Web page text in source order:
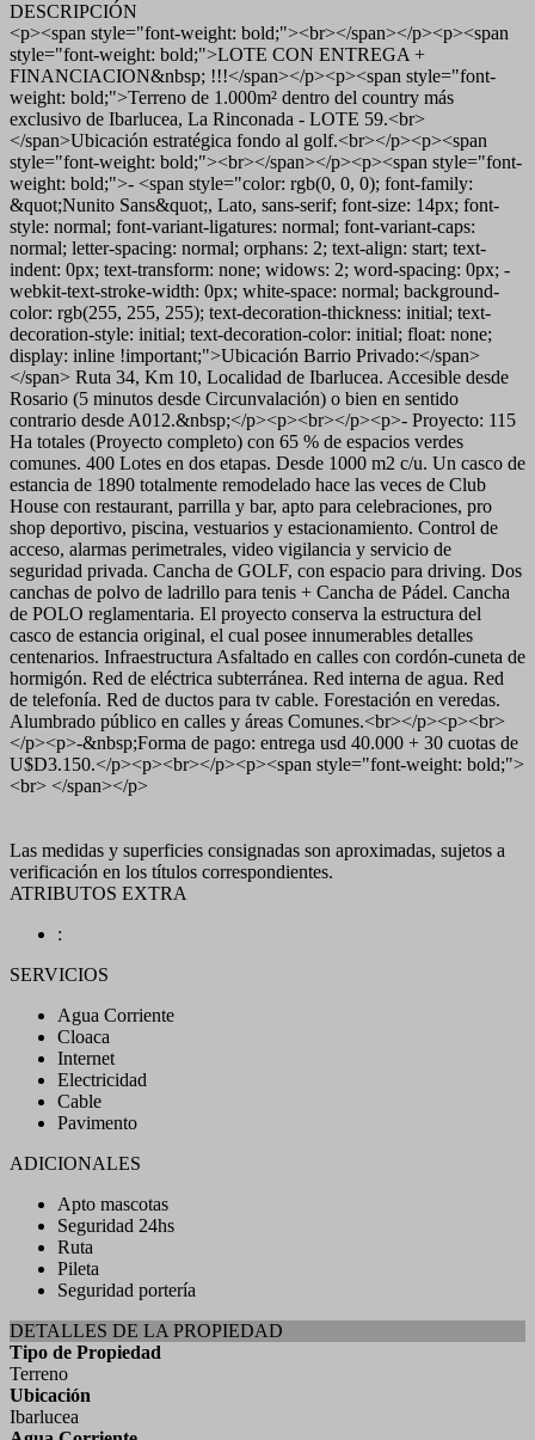
DESCRIPCIÓN
<p><span style="font-weight: bold;"><br></span></p><p><span
style="font-weight: bold;">LOTE CON ENTREGA +
FINANCIACION&nbsp; !!!</span></p><p><span style="font-
weight: bold;">Terreno de 1.000m² dentro del country más
exclusivo de Ibarlucea, La Rinconada - LOTE 59.<br>
</span>Ubicación estratégica fondo al golf.<br></p><p><span
style="font-weight: bold;"><br></span></p><p><span style="font-
weight: bold;">- <span style="color: rgb(0, 0, 0); font-family:
&quot;Nunito Sans&quot;, Lato, sans-serif; font-size: 14px; font-
style: normal; font-variant-ligatures: normal; font-variant-caps:
normal; letter-spacing: normal; orphans: 2; text-align: start; text-
indent: 0px; text-transform: none; widows: 2; word-spacing: 0px; -
webkit-text-stroke-width: 0px; white-space: normal; background-
color: rgb(255, 255, 255); text-decoration-thickness: initial; text-
decoration-style: initial; text-decoration-color: initial; float: none;
display: inline !important;">Ubicación Barrio Privado:</span>
</span> Ruta 34, Km 10, Localidad de Ibarlucea. Accesible desde
Rosario (5 minutos desde Circunvalación) o bien en sentido
contrario desde A012.&nbsp;</p><p><br></p><p>- Proyecto: 115
Ha totales (Proyecto completo) con 65 % de espacios verdes
comunes. 400 Lotes en dos etapas. Desde 1000 m2 c/u. Un casco de
estancia de 1890 totalmente remodelado hace las veces de Club
House con restaurant, parrilla y bar, apto para celebraciones, pro
shop deportivo, piscina, vestuarios y estacionamiento. Control de
acceso, alarmas perimetrales, video vigilancia y servicio de
seguridad privada. Cancha de GOLF, con espacio para driving. Dos
canchas de polvo de ladrillo para tenis + Cancha de Pádel. Cancha
de POLO reglamentaria. El proyecto conserva la estructura del
casco de estancia original, el cual posee innumerables detalles
centenarios. Infraestructura Asfaltado en calles con cordón-cuneta de
hormigón. Red de eléctrica subterránea. Red interna de agua. Red
de telefonía. Red de ductos para tv cable. Forestación en veredas.
Alumbrado público en calles y áreas Comunes.<br></p><p><br>
</p><p>-&nbsp;Forma de pago: entrega usd 40.000 + 30 cuotas de
U$D3.150.</p><p><br></p><p><span style="font-weight: bold;">
<br> </span></p>
Las medidas y superficies consignadas son aproximadas, sujetos a
verificación en los títulos correspondientes.
ATRIBUTOS EXTRA
:
SERVICIOS
Agua Corriente
Cloaca
Internet
Electricidad
Cable
Pavimento
ADICIONALES
Apto mascotas
Seguridad 24hs
Ruta
Pileta
Seguridad portería
DETALLES DE LA PROPIEDAD
Tipo de Propiedad
Terreno
Ubicación
Ibarlucea